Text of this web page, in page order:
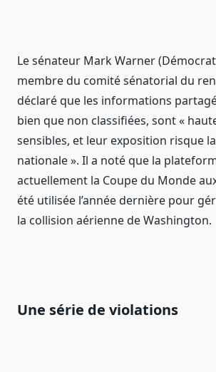
Le sénateur Mark Warner
membre du comité sénatorial du
déclaré que les informations
bien que non classifiées, sont «
sensibles, et leur exposition risque
nationale ». Il a noté que la
actuellement la Coupe du Monde
été utilisée l’année dernière pour
la collision aérienne de Washington.
Une série de violations